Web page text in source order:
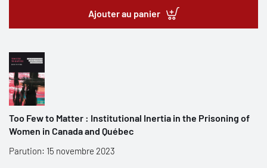
Ajouter au panier
Too Few to Matter : Institutional Inertia in the Prisoning of
Women in Canada and Québec
Parution: 15 novembre 2023